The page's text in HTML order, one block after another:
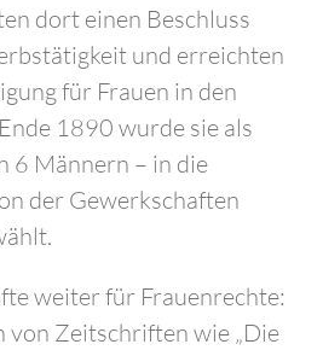
dort einen Beschluss
und erreichten
für Frauen in den
1890 wurde sie als
6 Männern – in die
der Gewerkschaften
weiter für Frauenrechte:
von Zeitschriften wie „Die